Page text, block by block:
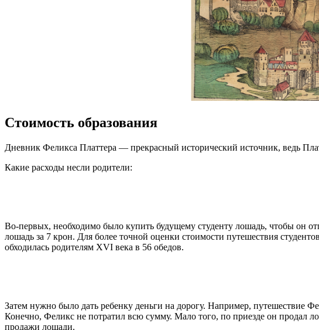
Стоимость образования
Дневник Феликса Платтера — прекрасный исторический источник, ведь
Какие расходы несли родители:
Во-первых, необходимо было купить будущему студенту лошадь, чтобы он
лошадь за 7 крон. Для более точной оценки стоимости путешествия
обходилась родителям XVI века в 56 обедов.
Затем нужно было дать ребенку деньги на дорогу. Например, путешествие
Конечно, Феликс не потратил всю сумму. Мало того, по приезде он продал
продажи лошади.